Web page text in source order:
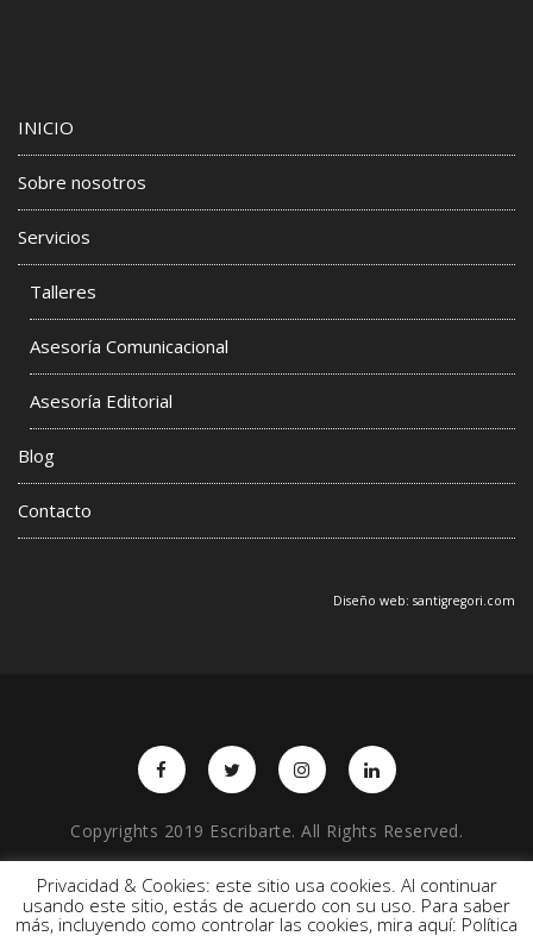
INICIO
Sobre nosotros
Servicios
Talleres
Asesoría Comunicacional
Asesoría Editorial
Blog
Contacto
Diseño web: santigregori.com
Copyrights 2019 Escribarte. All Rights Reserved.
BACK TO TOP
Privacidad & Cookies: este sitio usa cookies. Al continuar
usando este sitio, estás de acuerdo con su uso. Para saber
más, incluyendo como controlar las cookies, mira aquí: Política